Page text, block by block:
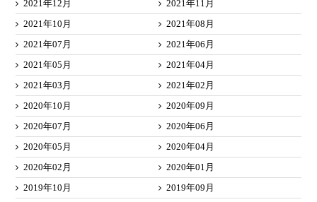
2021年12月
2021年11月
2021年10月
2021年08月
2021年07月
2021年06月
2021年05月
2021年04月
2021年03月
2021年02月
2020年10月
2020年09月
2020年07月
2020年06月
2020年05月
2020年04月
2020年02月
2020年01月
2019年10月
2019年09月